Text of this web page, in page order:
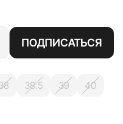
ПОДПИСАТЬСЯ
38.5 39
40